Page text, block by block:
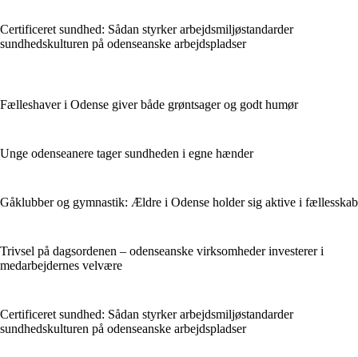
Certificeret sundhed: Sådan styrker arbejdsmiljøstandarder
sundhedskulturen på odenseanske arbejdspladser
Fælleshaver i Odense giver både grøntsager og godt humør
Unge odenseanere tager sundheden i egne hænder
Gåklubber og gymnastik: Ældre i Odense holder sig aktive i fællesskab
Trivsel på dagsordenen – odenseanske virksomheder investerer i
medarbejdernes velvære
Certificeret sundhed: Sådan styrker arbejdsmiljøstandarder
sundhedskulturen på odenseanske arbejdspladser